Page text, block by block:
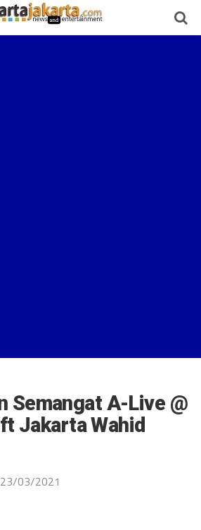
Semangat A-Live @
Jakarta Wahid
23/03/2021